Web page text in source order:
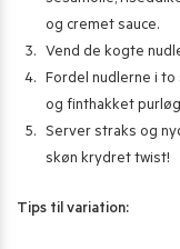
og cremet sauce.
Vend de kogte
Fordel nudlerne i
og finthakket
Server straks og
skøn krydret twist!
Tips til variation: